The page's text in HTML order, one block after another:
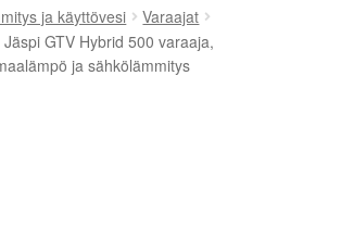
ja käyttövesi
Varaajat
Jäspi GTV Hybrid 500 varaaja,
ja sähkölämmitys